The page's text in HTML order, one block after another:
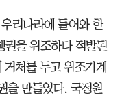
리나라에 들어와 한
권을 위조하다 적발된
처를 두고 위조기계
을 만들었다. 국정원